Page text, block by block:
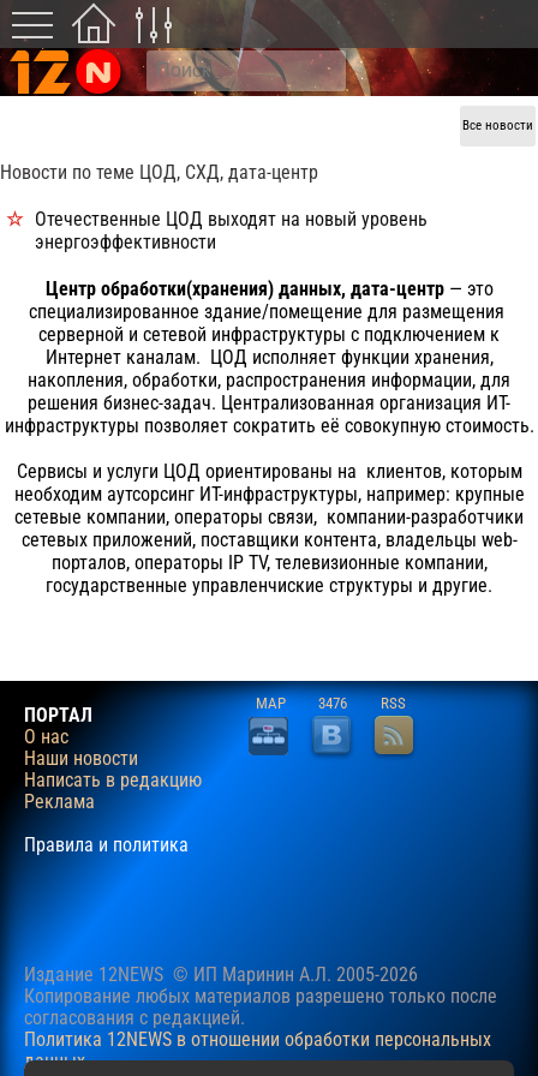
Все новости
Новости по теме ЦОД, СХД, дата-центр
Отечественные ЦОД выходят на новый уровень
энергоэффективности
Центр обработки(хранения) данных, дата-центр— это
специализированное здание/помещение для размещения
серверной и сетевой инфраструктуры с подключением к
Интернет каналам. ЦОД исполняет функции хранения,
накопления, обработки, распространения информации, для
решения бизнес-задач. Централизованная организация ИТ-
инфраструктуры позволяет сократить её совокупную стоимость.
Сервисы и услуги ЦОД ориентированы на клиентов, которым
необходим аутсорсинг ИТ-инфраструктуры, например: крупные
сетевые компании, операторы связи, компании-разработчики
сетевых приложений, поставщики контента, владельцы web-
порталов, операторы IP TV, телевизионные компании,
государственные управленчиские структуры и другие.
ПОРТАЛ
О нас
Наши новости
Написать в редакцию
Реклама
Правила и политика
MAP 3476 RSS
Издание 12NEWS © ИП Маринин А.Л. 2005-2026
Копирование любых материалов разрешено только после
согласования c редакцией.
Политика 12NEWS в отношении обработки персональных
данных